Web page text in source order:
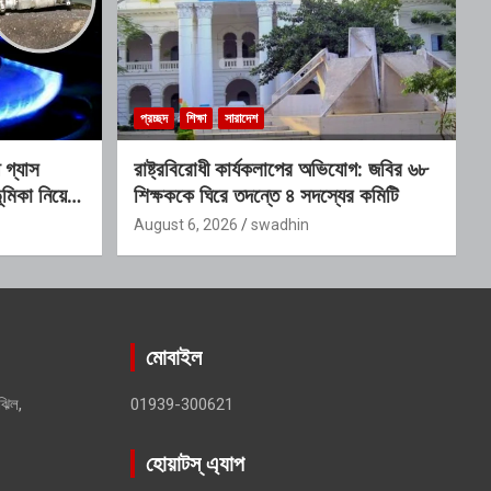
নিয়ে
প্রচ্ছদ শিক্ষা সারাদেশ
রাষ্ট্রবিরোধী কার্যকলাপের অভিযোগ: জবির ৬৮
শিক্ষককে ঘিরে তদন্তে ৪ সদস্যের কমিটি
August 6, 2026 swadhin
মোবাইল
01939-300621
হোয়াটস্ এ্যাপ